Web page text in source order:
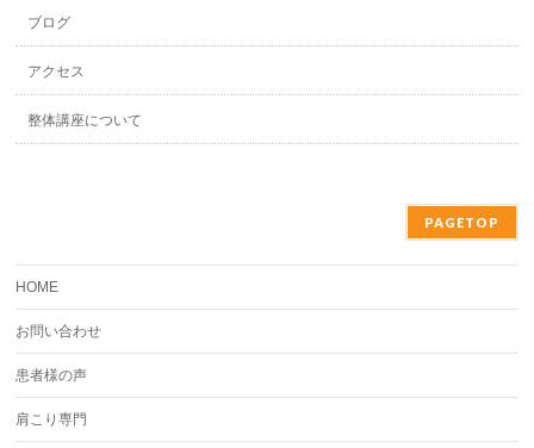
ブログ
アクセス
整体講座について
PAGETOP
HOME
お問い合わせ
患者様の声
肩こり専門